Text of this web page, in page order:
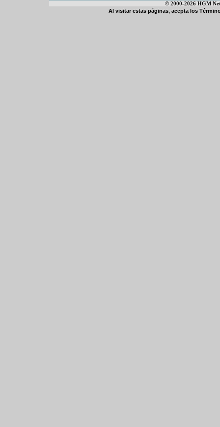
© 2000-2026 HGM
Al visitar estas páginas, acepta los